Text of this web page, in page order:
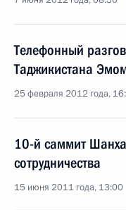
Телефонный
Таджикистана
25 февраля 2012 года,
10-й саммит
сотрудничества
15 июня 2011 года, 13:00